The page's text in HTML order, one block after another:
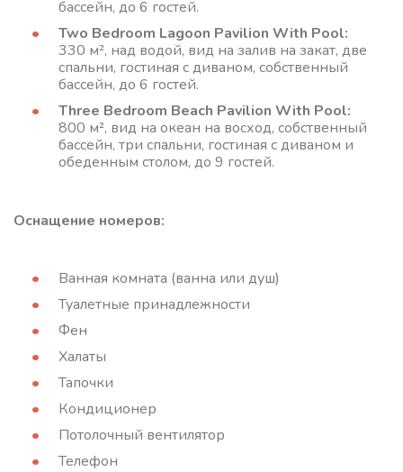
бассейн, до 6 гостей.
Two Bedroom Lagoon Pavilion With Pool:
330 м², над водой, вид на залив на закат, две
спальни, гостиная с диваном, собственный
бассейн, до 6 гостей.
Three Bedroom Beach Pavilion With Pool:
800 м², вид на океан на восход, собственный
бассейн, три спальни, гостиная с диваном и
обеденным столом, до 9 гостей.
Оснащение номеров:
Ванная комната (ванна или душ)
Туалетные принадлежности
Фен
Халаты
Тапочки
Кондиционер
Потолочный вентилятор
Телефон